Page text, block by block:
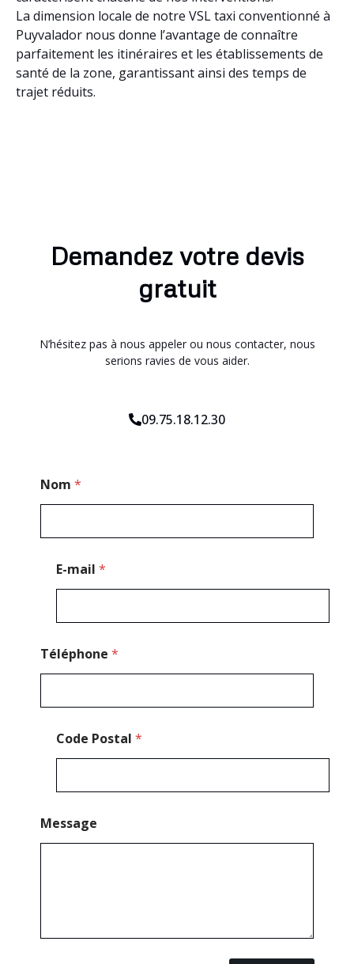
La dimension locale de notre VSL taxi conventionné à
Puyvalador nous donne l’avantage de connaître
parfaitement les itinéraires et les établissements de
santé de la zone, garantissant ainsi des temps de
trajet réduits.
Demandez votre devis
gratuit
N’hésitez pas à nous appeler ou nous contacter, nous
serions ravies de vous aider.
09.75.18.12.30
*
N
Nom *
E-mail *
Téléphone *
Code Postal *
Message